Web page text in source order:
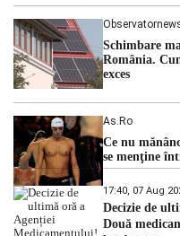
Schimbare
România.
exces
As.ro
Ce nu
se menţine
17:40, 07 Aug
Decizie de
Două